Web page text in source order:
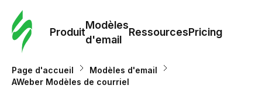
Produit
Modèles
d'email
RessourcesPricing
Page d'accueil
Modèles d'email
AWeber Modèles de courriel